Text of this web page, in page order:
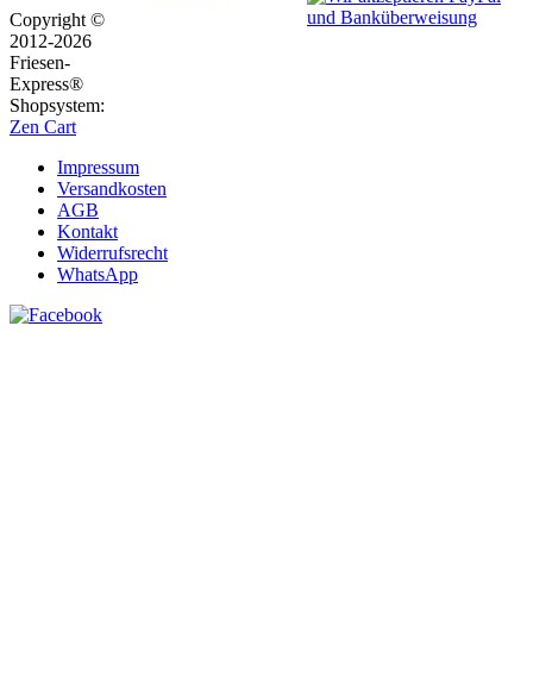
Copyright ©
2012-2026
Friesen-
Express®
Shopsystem:
Zen Cart
Impressum
Versandkosten
AGB
Kontakt
Widerrufsrecht
WhatsApp